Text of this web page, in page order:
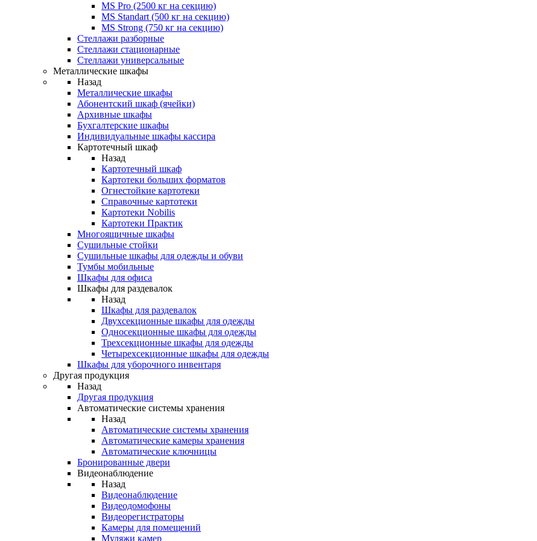
MS Pro (2500 кг на секцию)
MS Standart (500 кг на секцию)
MS Strong (750 кг на секцию)
Стеллажи разборные
Стеллажи стационарные
Стеллажи универсальные
Металлические шкафы
Назад
Металлические шкафы
Абонентский шкаф (ячейки)
Архивные шкафы
Бухгалтерские шкафы
Индивидуальные шкафы кассира
Картотечный шкаф
Назад
Картотечный шкаф
Картотеки больших форматов
Огнестойкие картотеки
Справочные картотеки
Картотеки Nobilis
Картотеки Практик
Многоящичные шкафы
Сушильные стойки
Сушильные шкафы для одежды и обуви
Тумбы мобильные
Шкафы для офиса
Шкафы для раздевалок
Назад
Шкафы для раздевалок
Двухсекционные шкафы для одежды
Односекционные шкафы для одежды
Трехсекционные шкафы для одежды
Четырехсекционные шкафы для одежды
Шкафы для уборочного инвентаря
Другая продукция
Назад
Другая продукция
Автоматические системы хранения
Назад
Автоматические системы хранения
Автоматические камеры хранения
Автоматические ключницы
Бронированные двери
Видеонаблюдение
Назад
Видеонаблюдение
Видеодомофоны
Видеорегистраторы
Камеры для помещений
Муляжи камер